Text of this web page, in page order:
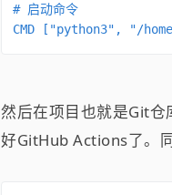
# 启动命令
CMD ["python3", "/
然后在项目也就是Git仓
好GitHub Actions了。